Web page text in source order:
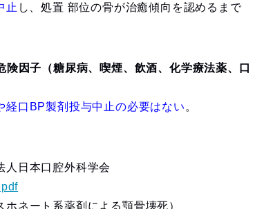
止 し、処置 部位の骨が治癒傾向を認めるまで
険因子（糖尿病、喫煙、飲酒、化学療法薬、口
経口BP製剤投与中止の必要はない 。
人日本口腔外科学会
ネート系薬剤による顎骨壊死）